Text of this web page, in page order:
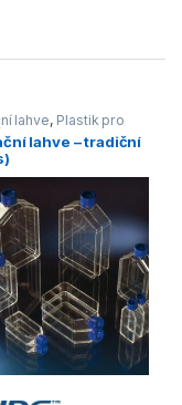
lahve, Plastik pro
kulturylahve – tradiční